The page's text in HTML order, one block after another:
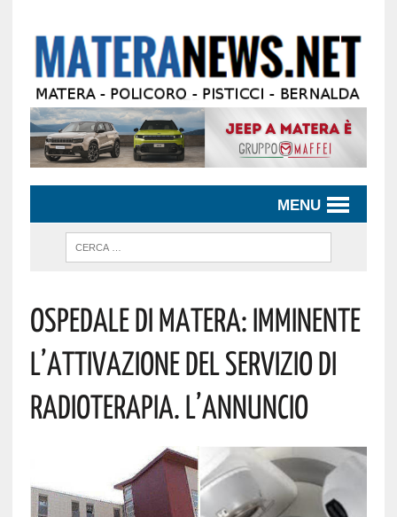
MENU
Ospedale Di Matera: Imminente
L’attivazione Del Servizio Di
Radioterapia. L’annuncio